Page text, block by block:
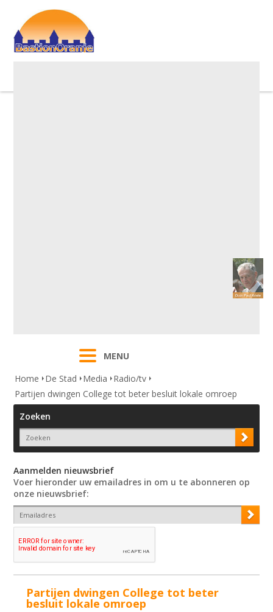
MENU
Home
De Stad Media
Radio/tv
Partijen dwingen College tot beter besluit lokale omroep
Zoeken
Aanmelden nieuwsbrief
Voer hieronder uw emailadres in om u te abonneren op
onze nieuwsbrief:
Partijen dwingen College tot beter
besluit lokale omroep